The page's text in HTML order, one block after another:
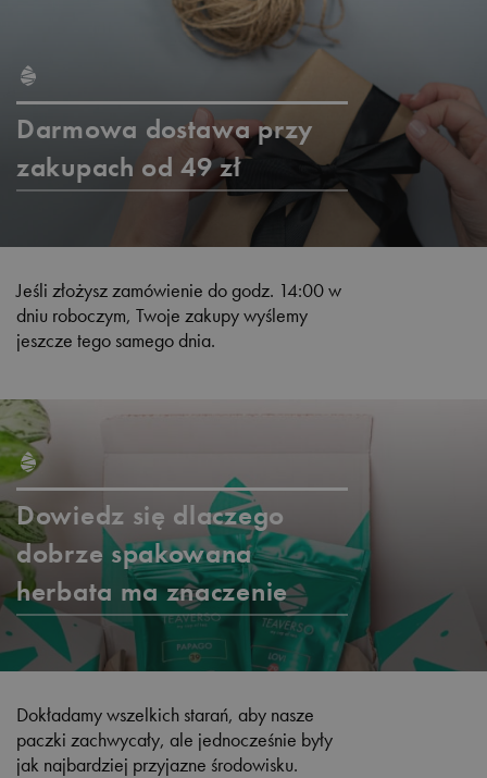
Darmowa dostawa przy
zakupach od 49 zł
Jeśli złożysz zamówienie do godz. 14:00 w
dniu roboczym, Twoje zakupy wyślemy
jeszcze tego samego dnia.
Dowiedz się dlaczego
dobrze spakowana
herbata ma znaczenie
Dokładamy wszelkich starań, aby nasze
paczki zachwycały, ale jednocześnie były
jak najbardziej przyjazne środowisku.